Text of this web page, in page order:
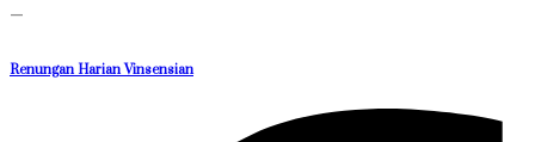
—
Renungan Harian Vinsensian